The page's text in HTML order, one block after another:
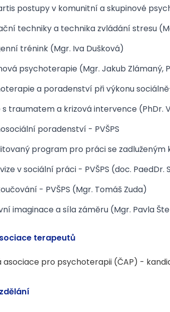
postupy v komunitní a skupinové
techniky a technika zvládání stresu
trénink (Mgr. Iva Dušková)
psychoterapie (Mgr. Jakub Zlámaný,
a poradenství při výkonu
s traumatem a krizová intervence (PhDr.
poradenství - PVŠPS
program pro práci se
v sociální práci - PVŠPS (doc. PaedDr.
- PVŠPS (Mgr. Tomáš Zuda)
imaginace a síla záměru (Mgr. Pavla
terapeutů
asociace pro psychoterapii (ČAP) -